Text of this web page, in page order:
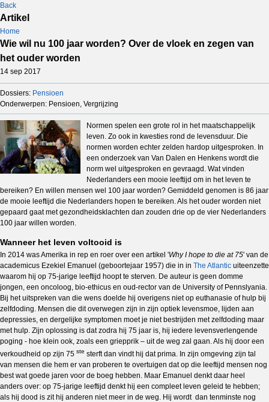
Back
Artikel
Home
Wie wil nu 100 jaar worden? Over de vloek en zegen van
het ouder worden
14 sep 2017
Dossiers: Pensioen
Onderwerpen: Pensioen, Vergrijzing
Normen spelen een grote rol in het maatschappelijk
leven. Zo ook in kwesties rond de levensduur. Die
normen worden echter zelden hardop uitgesproken. In
een onderzoek van Van Dalen en Henkens wordt die
norm wel uitgesproken en gevraagd. Wat vinden
Nederlanders een mooie leeftijd om in het leven te
bereiken? En willen mensen wel 100 jaar worden? Gemiddeld genomen is 86 jaar
de mooie leeftijd die Nederlanders hopen te bereiken. Als het ouder worden niet
gepaard gaat met gezondheidsklachten dan zouden drie op de vier Nederlanders
100 jaar willen worden.
Wanneer het leven voltooid is
In 2014 was Amerika in rep en roer over een artikel 'Why I hope to die at 75' van de
academicus Ezekiel Emanuel (geboortejaar 1957) die in in The Atlantic uiteenzette
waarom hij op 75-jarige leeftijd hoopt te sterven. De auteur is geen domme
jongen, een oncoloog, bio-ethicus en oud-rector van de University of Pennslyania.
Bij het uitspreken van die wens doelde hij overigens niet op euthanasie of hulp bij
zelfdoding. Mensen die dit overwegen zijn in zijn optiek levensmoe, lijden aan
depressies, en dergelijke symptomen moet je niet bestrijden met zelfdoding maar
met hulp. Zijn oplossing is dat zodra hij 75 jaar is, hij iedere levensverlengende
poging - hoe klein ook, zoals een griepprik – uit de weg zal gaan. Als hij door een
verkoudheid op zijn 75 ste sterft dan vindt hij dat prima. In zijn omgeving zijn tal
van mensen die hem er van proberen te overtuigen dat op die leeftijd mensen nog
best wat goede jaren voor de boeg hebben. Maar Emanuel denkt daar heel
anders over: op 75-jarige leeftijd denkt hij een compleet leven geleid te hebben;
als hij dood is zit hij anderen niet meer in de weg. Hij wordt dan tenminste nog